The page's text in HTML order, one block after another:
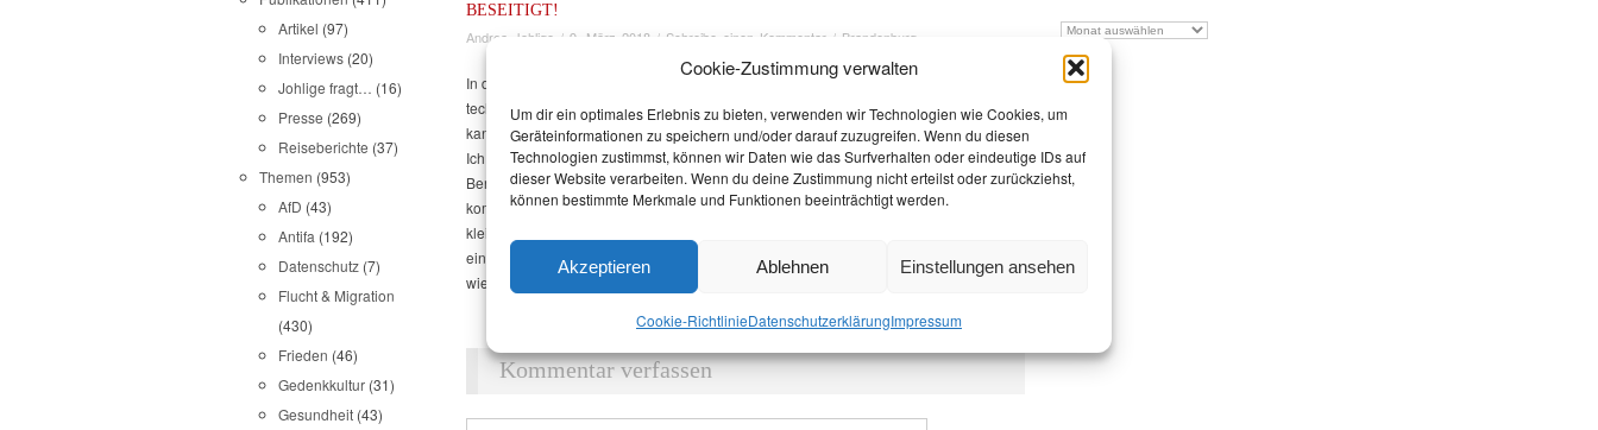
Cookie-Zustimmung verwalten
Um dir ein optimales Erlebnis zu bieten, verwenden wir Technologien wie Cookies, um
Geräteinformationen zu speichern und/oder darauf zuzugreifen. Wenn du diesen
Technologien zustimmst, können wir Daten wie das Surfverhalten oder eindeutige IDs auf
dieser Website verarbeiten. Wenn du deine Zustimmung nicht erteilst oder zurückziehst,
können bestimmte Merkmale und Funktionen beeinträchtigt werden.
Akzeptieren Ablehnen Einstellungen ansehen
Cookie-RichtlinieDatenschutz­erklärungImpressum
Artikel (97)
Interviews (20)
Johlige fragt… (16)
Presse (269)
Reiseberichte (37)
Themen (953)
AfD (43)
Antifa (192)
Datenschutz (7)
Flucht & Migration
(430)
Frieden (46)
Gedenkkultur (31)
Gesundheit (43)
BESEITIGT!
Andrea Johlige / 9. März 2018 / Schreibe einen Kommentar / Brandenburg
In den vergangenen sechs Wochen konnte ich keine Blogbeiträge verfassen, weil ein
technisches Problem beim Provider vorlag. Nun ist dieses – endlich – beseitigt und ich
kann wie gewohnt zeitnah über meine Arbeit und aktuelle Entwicklungen berichten.
Ich habe aber in den vergangenen Wochen natürlich weiter gearbeitet und auch viel
Berichtenwertes erlebt. Ich habe bereits einiges „nachgearbeitet“ und in den
kommenden Tagen werden auch noch einige Beiträge, vor allem zu Antworten auf
kleine Anfragen von mir ergänzt. Es lohnt also, immer mal rein zu schauen und auch
ein wenig runter zu scrollen, denn ich werde diese Beiträge aufgrund der Anzahl nicht
wie sonst einzeln in den sozialen Medien verlinken.
Kommentar verfassen
Archiv